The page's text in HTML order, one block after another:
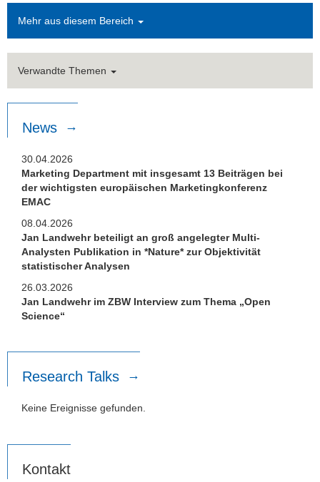
Mehr aus diesem Bereich
Verwandte Themen
News
30.04.2026
Marketing Department mit insgesamt 13 Beiträgen bei
der wichtigsten europäischen Marketingkonferenz
EMAC
08.04.2026
Jan Landwehr beteiligt an groß angelegter Multi-
Analysten Publikation in *Nature* zur Objektivität
statistischer Analysen
26.03.2026
Jan Landwehr im ZBW Interview zum Thema „Open
Science“
Research Talks
Keine Ereignisse gefunden.
Kontakt